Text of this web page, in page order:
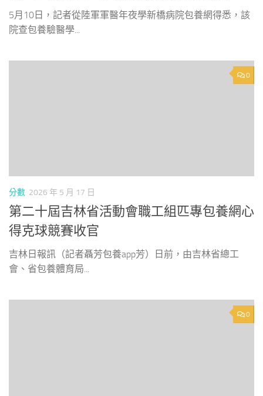
5月10日，記者從陸軍軍醫年夜學新橋病院包養網得悉，該
院查包養驗醫學...
0
分數 2026 年 5 月 17 日
第二十屆吉林省活動會職工組匹專包養網心
得克球競賽收官
吉林日報訊（記者聶芳包養app芳）日前，由吉林省總工
會、省包養體育局...
0